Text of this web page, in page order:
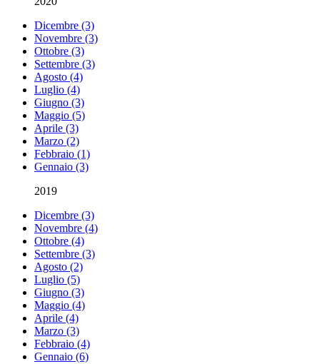
Dicembre (3)
Novembre (3)
Ottobre (3)
Settembre (3)
Agosto (4)
Luglio (4)
Giugno (3)
Maggio (5)
Aprile (3)
Marzo (2)
Febbraio (1)
Gennaio (3)
2019
Dicembre (3)
Novembre (4)
Ottobre (4)
Settembre (3)
Agosto (2)
Luglio (5)
Giugno (3)
Maggio (4)
Aprile (4)
Marzo (3)
Febbraio (4)
Gennaio (6)